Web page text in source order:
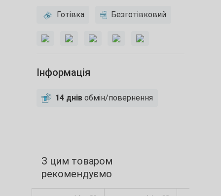
Готівка Безготівковий
Інформація
14 днів обмін/повернення
З цим товаром
рекомендуємо